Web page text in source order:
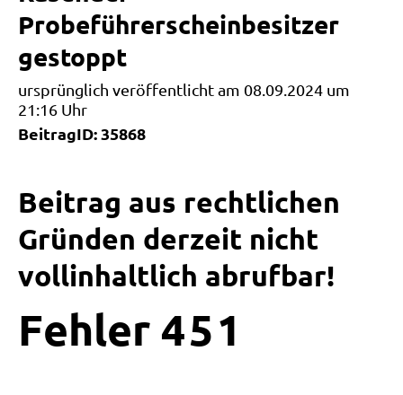
Probeführerscheinbesitzer
gestoppt
ursprünglich veröffentlicht am 08.09.2024 um
21:16 Uhr
BeitragID: 35868
Beitrag aus rechtlichen
Gründen derzeit nicht
vollinhaltlich abrufbar!
Fehler 4 5 1